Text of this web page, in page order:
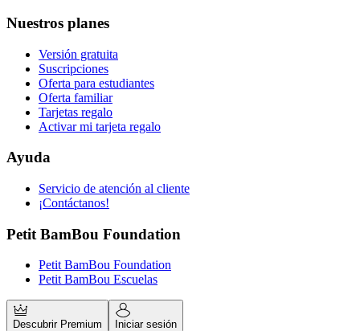
Nuestros planes
Versión gratuita
Suscripciones
Oferta para estudiantes
Oferta familiar
Tarjetas regalo
Activar mi tarjeta regalo
Ayuda
Servicio de atención al cliente
¡Contáctanos!
Petit BamBou Foundation
Petit BamBou Foundation
Petit BamBou Escuelas
Descubrir Premium Iniciar sesión